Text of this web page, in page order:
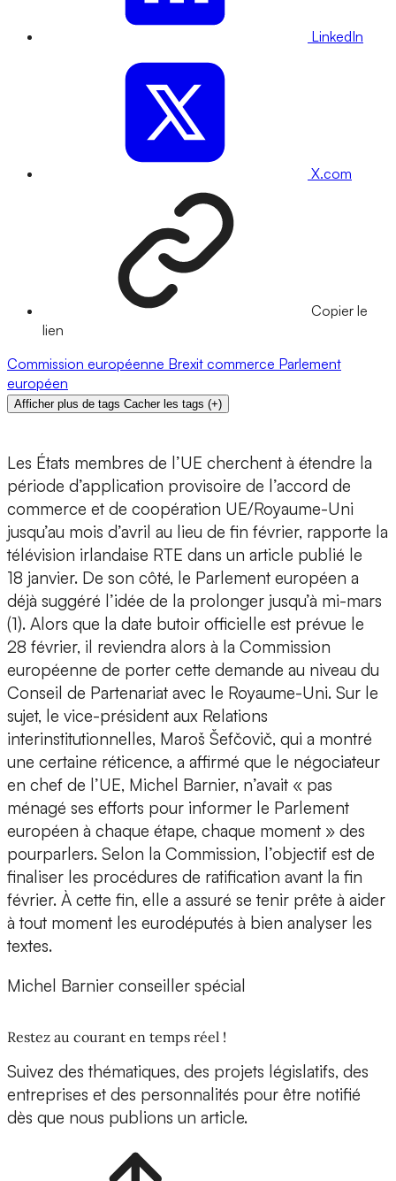
LinkedIn
X.com
Copier le
lien
Commission européenne Brexit commerce Parlement
européen
Afficher plus de tags Cacher les tags (+)
Les États membres de l’UE cherchent à étendre la
période d’application provisoire de l’accord de
commerce et de coopération UE/Royaume-Uni
jusqu’au mois d’avril au lieu de fin février, rapporte la
télévision irlandaise RTE dans un article publié le
18 janvier. De son côté, le Parlement européen a
déjà suggéré l’idée de la prolonger jusqu’à mi-mars
(1). Alors que la date butoir officielle est prévue le
28 février, il reviendra alors à la Commission
européenne de porter cette demande au niveau du
Conseil de Partenariat avec le Royaume-Uni. Sur le
sujet, le vice-président aux Relations
interinstitutionnelles, Maroš Šefčovič, qui a montré
une certaine réticence, a affirmé que le négociateur
en chef de l’UE, Michel Barnier, n’avait « pas
ménagé ses efforts pour informer le Parlement
européen à chaque étape, chaque moment » des
pourparlers. Selon la Commission, l’objectif est de
finaliser les procédures de ratification avant la fin
février. À cette fin, elle a assuré se tenir prête à aider
à tout moment les eurodéputés à bien analyser les
textes.
Michel Barnier conseiller spécial
Restez au courant en temps réel !
Suivez des thématiques, des projets législatifs, des
entreprises et des personnalités pour être notifié
dès que nous publions un article.